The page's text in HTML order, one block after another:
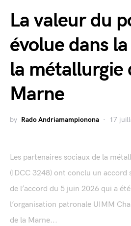
La valeur du
évolue dans
la métallurgie
Marne
by Rado Andriamampionona 17
Les partenaires sociaux de la
(IDCC 3248) ont conclu un accord
de l’accord du 5 juin 2026 qui a
l’organisation patronale UIMM
de la Marne...